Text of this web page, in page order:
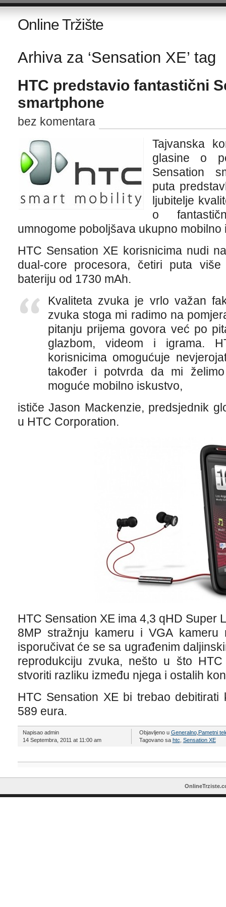
Online Tržište
Arhiva za ‘Sensation XE’ tag
HTC predstavio fantastični
smartphone
bez komentara
Tajvanska
glasine o
Sensation
puta
ljubitelje
o
umnogome poboljšava ukupno
HTC Sensation XE korisnicima nudi
dual-core procesora, četiri puta
bateriju od 1730 mAh.
Kvaliteta zvuka je vrlo važan
zvuka stoga mi radimo na
pitanju prijema govora već po
glazbom, videom i igrama.
korisnicima omogućuje
također i potvrda da mi
moguće mobilno iskustvo,
ističe Jason Mackenzie, predsjednik
u HTC Corporation.
HTC Sensation XE ima 4,3 qHD Super
8MP stražnju kameru i VGA kameru
isporučivat će se sa ugrađenim
reprodukciju zvuka, nešto u što
stvoriti razliku između njega i ostalih
HTC Sensation XE bi trebao
589 eura.
Napisao admin
14 Septembra, 2011 at 11:00 am
Objavljeno u Generalno, Pametni
Tagovano sa htc Sensation XE